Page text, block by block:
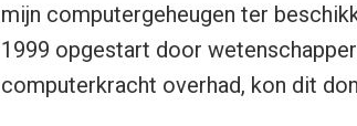
mijn computergeheugen ter
1999 opgestart door
computerkracht overhad, kon dit